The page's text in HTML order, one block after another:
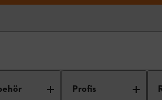
Profis